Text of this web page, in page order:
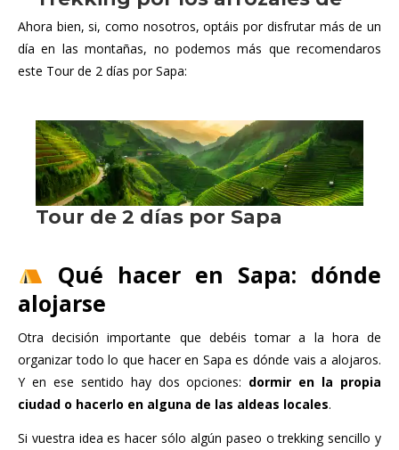
Ahora bien, si, como nosotros, optáis por disfrutar más de un
día en las montañas, no podemos más que recomendaros
este Tour de 2 días por Sapa:
Qué hacer en Sapa: dónde
alojarse
Otra decisión importante que debéis tomar a la hora de
organizar todo lo que hacer en Sapa es dónde vais a alojaros.
Y en ese sentido hay dos opciones: dormir en la propia
ciudad o hacerlo en alguna de las aldeas locales.
Si vuestra idea es hacer sólo algún paseo o trekking sencillo y